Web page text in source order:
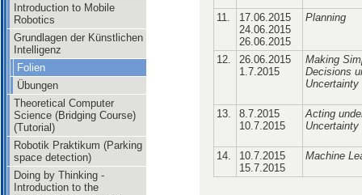
Introduction to Mobile
Robotics
Grundlagen der Künstlichen
Intelligenz
Folien
Übungen
Theoretical Computer
Science (Bridging Course)
(Tutorial)
Robotik Praktikum (Parking
space detection)
Doing by Thinking -
Introduction to the
11.
17.06.2015
24.06.2015
26.06.2015
Planning
12.
26.06.2015
1.7.2015
Making
Decisions
Uncertainty
13.
8.7.2015
10.7.2015
Acting
Uncertainty
14.
10.7.2015
15.7.2015
Machine